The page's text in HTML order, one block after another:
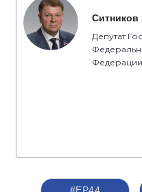
Депутат
Федерации
#ЕР44